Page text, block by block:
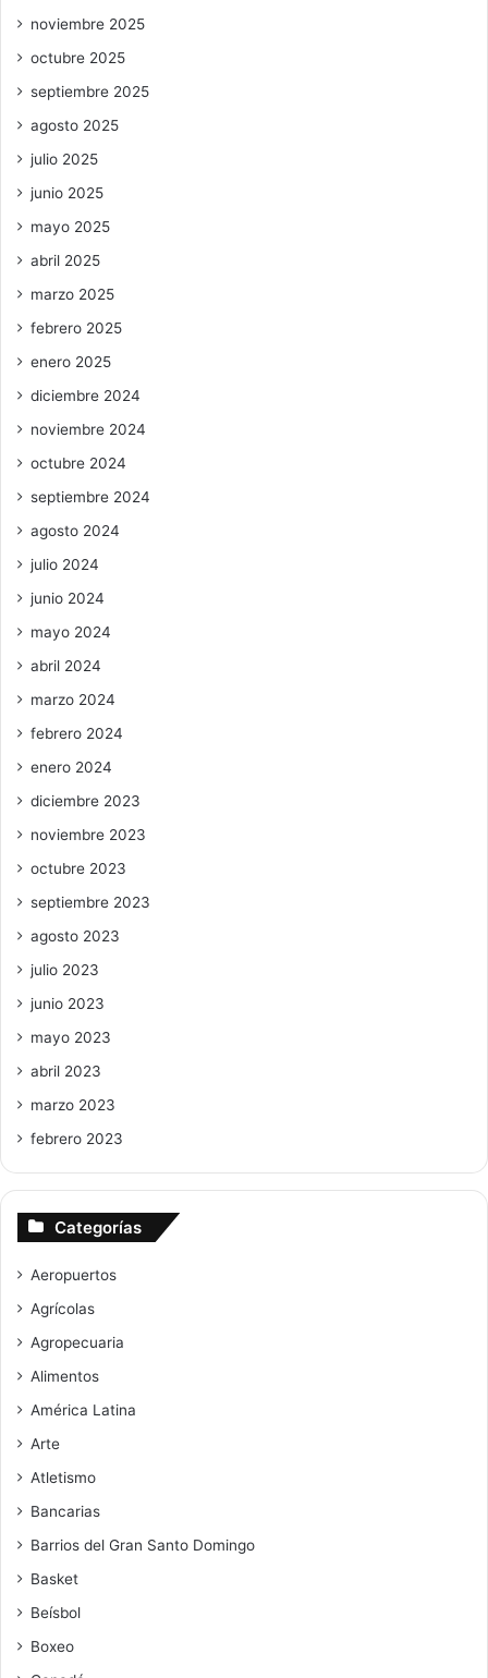
noviembre 2025
octubre 2025
septiembre 2025
agosto 2025
julio 2025
junio 2025
mayo 2025
abril 2025
marzo 2025
febrero 2025
enero 2025
diciembre 2024
noviembre 2024
octubre 2024
septiembre 2024
agosto 2024
julio 2024
junio 2024
mayo 2024
abril 2024
marzo 2024
febrero 2024
enero 2024
diciembre 2023
noviembre 2023
octubre 2023
septiembre 2023
agosto 2023
julio 2023
junio 2023
mayo 2023
abril 2023
marzo 2023
febrero 2023
Categorías
Aeropuertos
Agrícolas
Agropecuaria
Alimentos
América Latina
Arte
Atletismo
Bancarias
Barrios del Gran Santo Domingo
Basket
Beísbol
Boxeo